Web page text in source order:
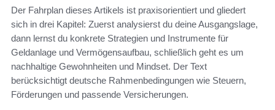
Der Fahrplan dieses Artikels ist praxisorientiert und gliedert
sich in drei Kapitel: Zuerst analysierst du deine Ausgangslage,
dann lernst du konkrete Strategien und Instrumente für
Geldanlage und Vermögensaufbau, schließlich geht es um
nachhaltige Gewohnheiten und Mindset. Der Text
berücksichtigt deutsche Rahmenbedingungen wie Steuern,
Förderungen und passende Versicherungen.